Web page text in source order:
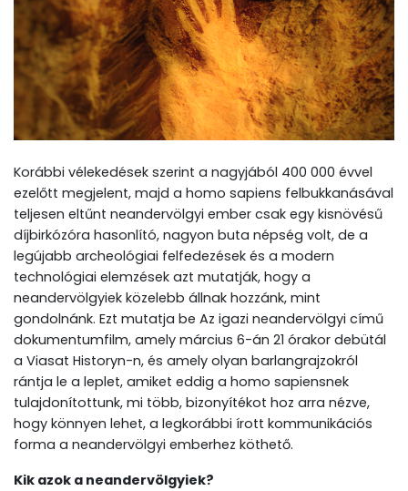
Korábbi vélekedések szerint a nagyjából 400 000 évvel
ezelőtt megjelent, majd a homo sapiens felbukkanásával
teljesen eltűnt neandervölgyi ember csak egy kisnövésű
díjbirkózóra hasonlító, nagyon buta népség volt, de a
legújabb archeológiai felfedezések és a modern
technológiai elemzések azt mutatják, hogy a
neandervölgyiek közelebb állnak hozzánk, mint
gondolnánk. Ezt mutatja be Az igazi neandervölgyi című
dokumentumfilm, amely március 6-án 21 órakor debütál
a Viasat Historyn-n, és amely olyan barlangrajzokról
rántja le a leplet, amiket eddig a homo sapiensnek
tulajdonítottunk, mi több, bizonyítékot hoz arra nézve,
hogy könnyen lehet, a legkorábbi írott kommunikációs
forma a neandervölgyi emberhez köthető.
Kik azok a neandervölgyiek?